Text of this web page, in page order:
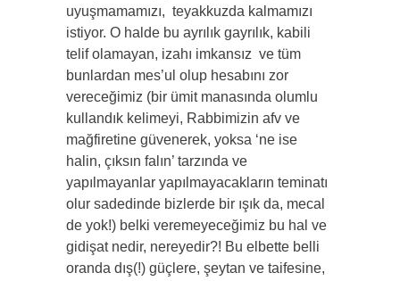
uyuşmamamızı, teyakkuzda kalmamızı
istiyor. O halde bu ayrılık gayrılık, kabili
telif olamayan, izahı imkansız ve tüm
bunlardan mes’ul olup hesabını zor
vereceğimiz (bir ümit manasında olumlu
kullandık kelimeyi, Rabbimizin afv ve
mağfiretine güvenerek, yoksa ‘ne ise
halin, çıksın falın’ tarzında ve
yapılmayanlar yapılmayacakların teminatı
olur sadedinde bizlerde bir ışık da, mecal
de yok!) belki veremeyeceğimiz bu hal ve
gidişat nedir, nereyedir?! Bu elbette belli
oranda dış(!) güçlere, şeytan ve taifesine,